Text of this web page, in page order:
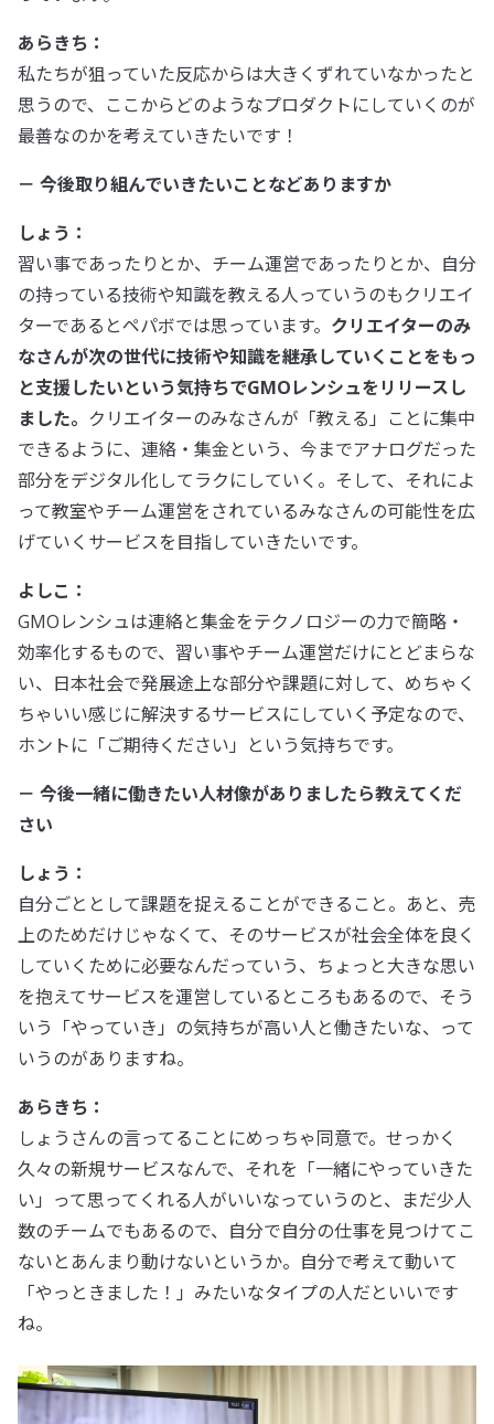
あらきち：
私たちが狙っていた反応からは大きくずれていなかったと
思うので、ここからどのようなプロダクトにしていくのが
最善なのかを考えていきたいです！
－ 今後取り組んでいきたいことなどありますか
しょう：
習い事であったりとか、チーム運営であったりとか、自分
の持っている技術や知識を教える人っていうのもクリエイ
ターであるとペパボでは思っています。 クリエイターのみ
なさんが次の世代に技術や知識を継承していくことをもっ
と支援したいという気持ちでGMOレンシュをリリースし
ました。 クリエイターのみなさんが「教える」ことに集中
できるように、連絡・集金という、今までアナログだった
部分をデジタル化してラクにしていく。そして、それによ
って教室やチーム運営をされているみなさんの可能性を広
げていくサービスを目指していきたいです。
よしこ：
GMOレンシュは連絡と集金をテクノロジーの力で簡略・
効率化するもので、習い事やチーム運営だけにとどまらな
い、日本社会で発展途上な部分や課題に対して、めちゃく
ちゃいい感じに解決するサービスにしていく予定なので、
ホントに「ご期待ください」という気持ちです。
－ 今後一緒に働きたい人材像がありましたら教えてくだ
さい
しょう：
自分ごととして課題を捉えることができること。あと、売
上のためだけじゃなくて、そのサービスが社会全体を良く
していくために必要なんだっていう、ちょっと大きな思い
を抱えてサービスを運営しているところもあるので、そう
いう「やっていき」の気持ちが高い人と働きたいな、って
いうのがありますね。
あらきち：
しょうさんの言ってることにめっちゃ同意で。せっかく
久々の新規サービスなんで、それを「一緒にやっていきた
い」って思ってくれる人がいいなっていうのと、まだ少人
数のチームでもあるので、自分で自分の仕事を見つけてこ
ないとあんまり動けないというか。自分で考えて動いて
「やっときました！」みたいなタイプの人だといいです
ね。